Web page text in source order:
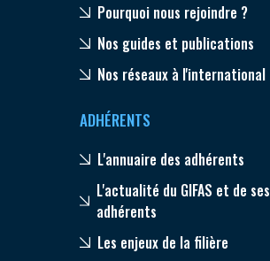
Pourquoi nous rejoindre ?
Nos guides et publications
Nos réseaux à l'international
ADHÉRENTS
L'annuaire des adhérents
L'actualité du GIFAS et de ses
adhérents
Les enjeux de la filière